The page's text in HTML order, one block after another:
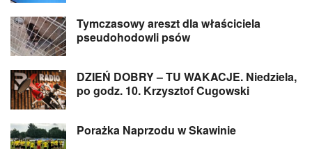
Tymczasowy areszt dla właściciela
pseudohodowli psów
DZIEŃ DOBRY – TU WAKACJE. Niedziela,
po godz. 10. Krzysztof Cugowski
Porażka Naprzodu w Skawinie